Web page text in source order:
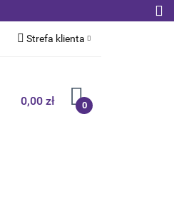
Strefa klienta
Zarejestruj się
0,00 zł 0